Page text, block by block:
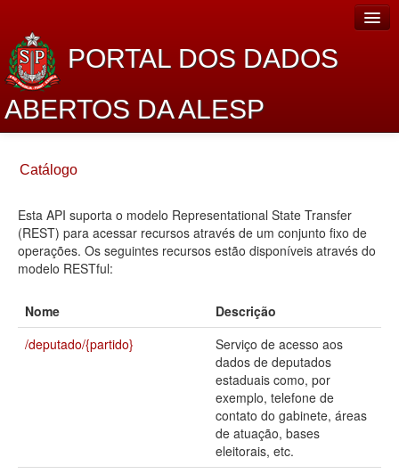
PORTAL DOS DADOS
ABERTOS DA ALESP
Sobre o projeto
Dados Abertos Alesp
Lei de Acesso à Informação
Planejamento
Catálogo de dados
Catálogo
Esta API suporta o modelo Representational State Transfer
(REST) para acessar recursos através de um conjunto fixo de
operações. Os seguintes recursos estão disponíveis através do
modelo RESTful:
Nome
Descrição
/deputado/{partido}
Serviço de acesso aos
dados de deputados
estaduais como, por
exemplo, telefone de
contato do gabinete, áreas
de atuação, bases
eleitorais, etc.